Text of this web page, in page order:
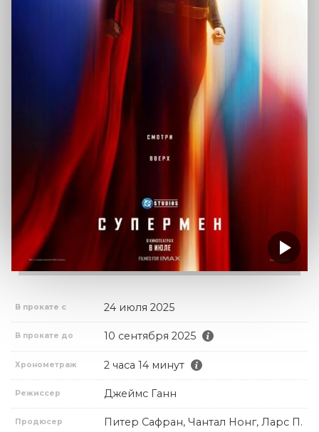
В прокате с 24 июля 2025
В прокате до 10 сентября 2025
Хронометраж 2 часа 14 минут
Режиссер Джеймс Ганн
Продюсер
Питер Сафран, Чантал Нонг, Ларс П.